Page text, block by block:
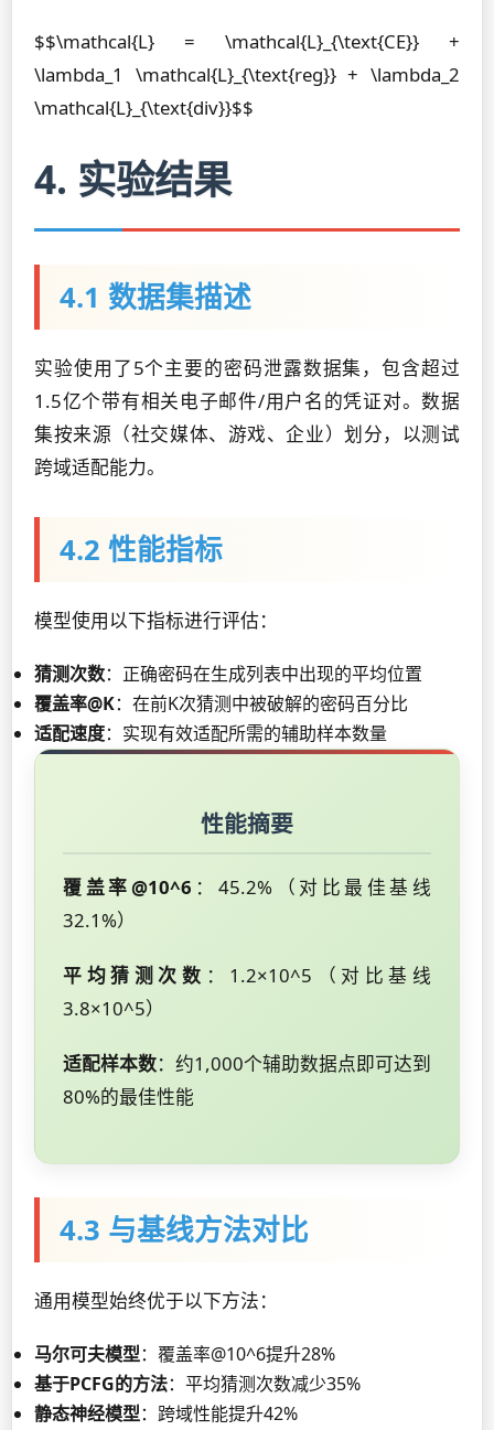
$$\mathcal{L} = \mathcal{L}_{\text{CE}} +
\lambda_1 \mathcal{L}_{\text{reg}} + \lambda_2
\mathcal{L}_{\text{div}}$$
4. 实验结果
4.1 数据集描述
实验使用了5个主要的密码泄露数据集，包含超过
1.5亿个带有相关电子邮件/用户名的凭证对。数据
集按来源（社交媒体、游戏、企业）划分，以测试
跨域适配能力。
4.2 性能指标
模型使用以下指标进行评估：
猜测次数：正确密码在生成列表中出现的平均位置
覆盖率@K：在前K次猜测中被破解的密码百分比
适配速度：实现有效适配所需的辅助样本数量
性能摘要
覆盖率@10^6 ：45.2%（对比最佳基线
32.1%）
平均猜测次数 ：1.2×10^5（对比基线
3.8×10^5）
适配样本数：约1,000个辅助数据点即可达到
80%的最佳性能
4.3 与基线方法对比
通用模型始终优于以下方法：
马尔可夫模型：覆盖率@10^6提升28%
基于PCFG的方法：平均猜测次数减少35%
静态神经模型：跨域性能提升42%